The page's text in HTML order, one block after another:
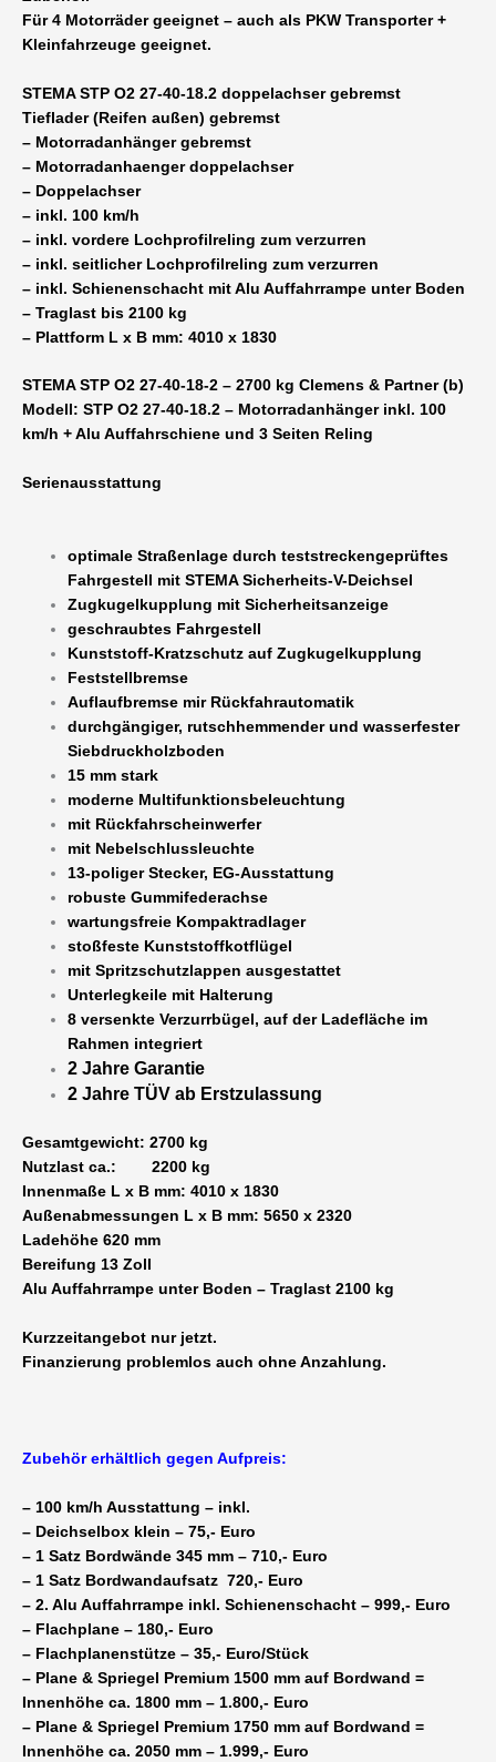
Für 4 Motorräder geeignet – auch als PKW Transporter +
Kleinfahrzeuge geeignet.
STEMA STP O2 27-40-18.2 doppelachser gebremst
Tieflader (Reifen außen) gebremst
– Motorradanhänger gebremst
– Motorradanhaenger doppelachser
– Doppelachser
– inkl. 100 km/h
– inkl. vordere Lochprofilreling zum verzurren
– inkl. seitlicher Lochprofilreling zum verzurren
– inkl. Schienenschacht mit Alu Auffahrrampe unter Boden
– Traglast bis 2100 kg
– Plattform L x B mm: 4010 x 1830
STEMA STP O2 27-40-18-2 – 2700 kg Clemens & Partner (b)
Modell: STP O2 27-40-18.2 – Motorradanhänger inkl. 100
km/h + Alu Auffahrschiene und 3 Seiten Reling
Serienausstattung
optimale Straßenlage durch teststreckengeprüftes
Fahrgestell mit STEMA Sicherheits-V-Deichsel
Zugkugelkupplung mit Sicherheitsanzeige
geschraubtes Fahrgestell
Kunststoff-Kratzschutz auf Zugkugelkupplung
Feststellbremse
Auflaufbremse mir Rückfahrautomatik
durchgängiger, rutschhemmender und wasserfester
Siebdruckholzboden
15 mm stark
moderne Multifunktionsbeleuchtung
mit Rückfahrscheinwerfer
mit Nebelschlussleuchte
13-poliger Stecker, EG-Ausstattung
robuste Gummifederachse
wartungsfreie Kompaktradlager
stoßfeste Kunststoffkotflügel
mit Spritzschutzlappen ausgestattet
Unterlegkeile mit Halterung
8 versenkte Verzurrbügel, auf der Ladefläche im
Rahmen integriert
2 Jahre Garantie
2 Jahre TÜV ab Erstzulassung
Gesamtgewicht: 2700 kg
Nutzlast ca.: 2200 kg
Innenmaße L x B mm: 4010 x 1830
Außenabmessungen L x B mm: 5650 x 2320
Ladehöhe 620 mm
Bereifung 13 Zoll
Alu Auffahrrampe unter Boden – Traglast 2100 kg
Kurzzeitangebot nur jetzt.
Finanzierung problemlos auch ohne Anzahlung.
Zubehör erhältlich gegen Aufpreis:
– 100 km/h Ausstattung – inkl.
– Deichselbox klein – 75,- Euro
– 1 Satz Bordwände 345 mm – 710,- Euro
– 1 Satz Bordwandaufsatz 720,- Euro
– 2. Alu Auffahrrampe inkl. Schienenschacht – 999,- Euro
– Flachplane – 180,- Euro
– Flachplanenstütze – 35,- Euro/Stück
– Plane & Spriegel Premium 1500 mm auf Bordwand =
Innenhöhe ca. 1800 mm – 1.800,- Euro
– Plane & Spriegel Premium 1750 mm auf Bordwand =
Innenhöhe ca. 2050 mm – 1.999,- Euro